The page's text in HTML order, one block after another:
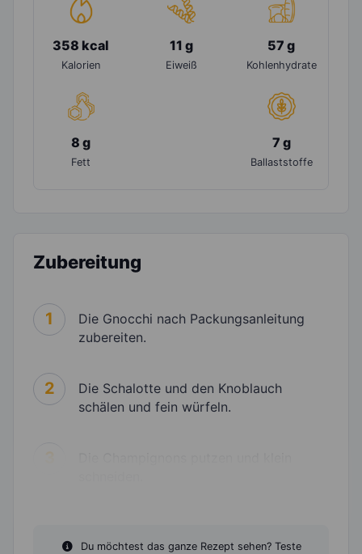
358 kcal
Kalorien
11 g
Eiweiß
57 g
Kohlenhydrate
8 g
Fett
7 g
Ballaststoffe
Zubereitung
1
Die Gnocchi nach Packungsanleitung
zubereiten.
2
Die Schalotte und den Knoblauch
schälen und fein würfeln.
Du möchtest das ganze Rezept sehen? Teste